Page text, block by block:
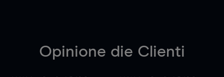
Opinione die Clienti